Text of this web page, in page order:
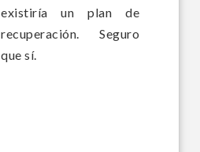
existiría un plan de
recuperación. Seguro
que sí.